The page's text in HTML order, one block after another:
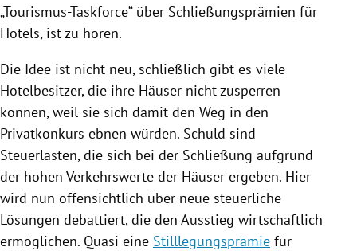
„Tourismus-Taskforce“ über Schließungsprämien für
Hotels, ist zu hören.
Die Idee ist nicht neu, schließlich gibt es viele
Hotelbesitzer, die ihre Häuser nicht zusperren
können, weil sie sich damit den Weg in den
Privatkonkurs ebnen würden. Schuld sind
Steuerlasten, die sich bei der Schließung aufgrund
der hohen Verkehrswerte der Häuser ergeben. Hier
wird nun offensichtlich über neue steuerliche
Lösungen debattiert, die den Ausstieg wirtschaftlich
ermöglichen. Quasi eine Stilllegungsprämie für